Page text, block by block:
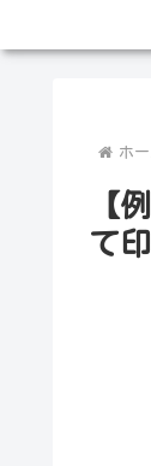
ホー
【
て